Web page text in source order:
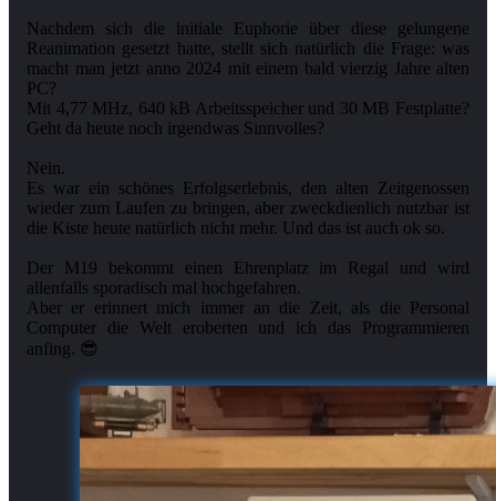
Nachdem sich die initiale Euphorie über diese gelungene
Reanimation gesetzt hatte, stellt sich natürlich die Frage: was
macht man jetzt anno 2024 mit einem bald vierzig Jahre alten
PC?
Mit 4,77 MHz, 640 kB Arbeitsspeicher und 30 MB Festplatte?
Geht da heute noch irgendwas Sinnvolles?
Nein.
Es war ein schönes Erfolgserlebnis, den alten Zeitgenossen
wieder zum Laufen zu bringen, aber zweckdienlich nutzbar ist
die Kiste heute natürlich nicht mehr. Und das ist auch ok so.
Der M19 bekommt einen Ehrenplatz im Regal und wird
allenfalls sporadisch mal hochgefahren.
Aber er erinnert mich immer an die Zeit, als die Personal
Computer die Welt eroberten und ich das Programmieren